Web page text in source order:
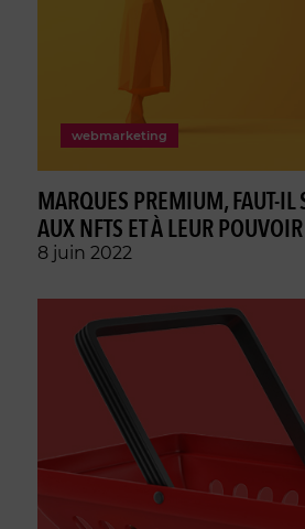
webmarketing
MARQUES PREMIUM, FAUT-IL
AUX NFTS ET À LEUR
8 juin 2022